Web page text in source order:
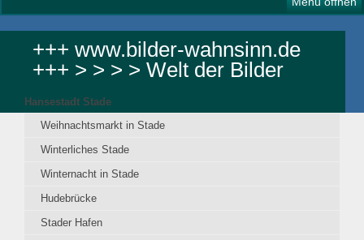
+++ www.bilder-wahnsinn.de
+++ > > > > Welt der Bilder
Hansestadt Stade
Weihnachtsmarkt in Stade
Winterliches Stade
Winternacht in Stade
Hudebrücke
Stader Hafen